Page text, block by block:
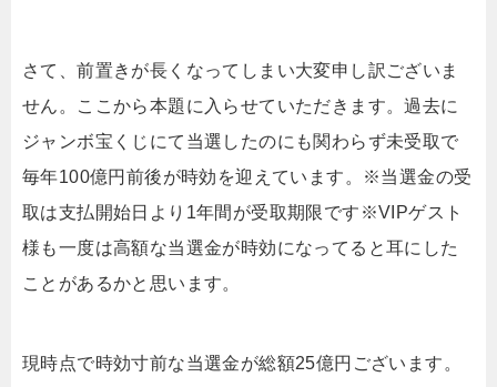
さて、前置きが長くなってしまい大変申し訳ございま
せん。ここから本題に入らせていただきます。過去に
ジャンボ宝くじにて当選したのにも関わらず未受取で
毎年100億円前後が時効を迎えています。※当選金の受
取は支払開始日より1年間が受取期限です※VIPゲスト
様も一度は高額な当選金が時効になってると耳にした
ことがあるかと思います。
現時点で時効寸前な当選金が総額25億円ございます。